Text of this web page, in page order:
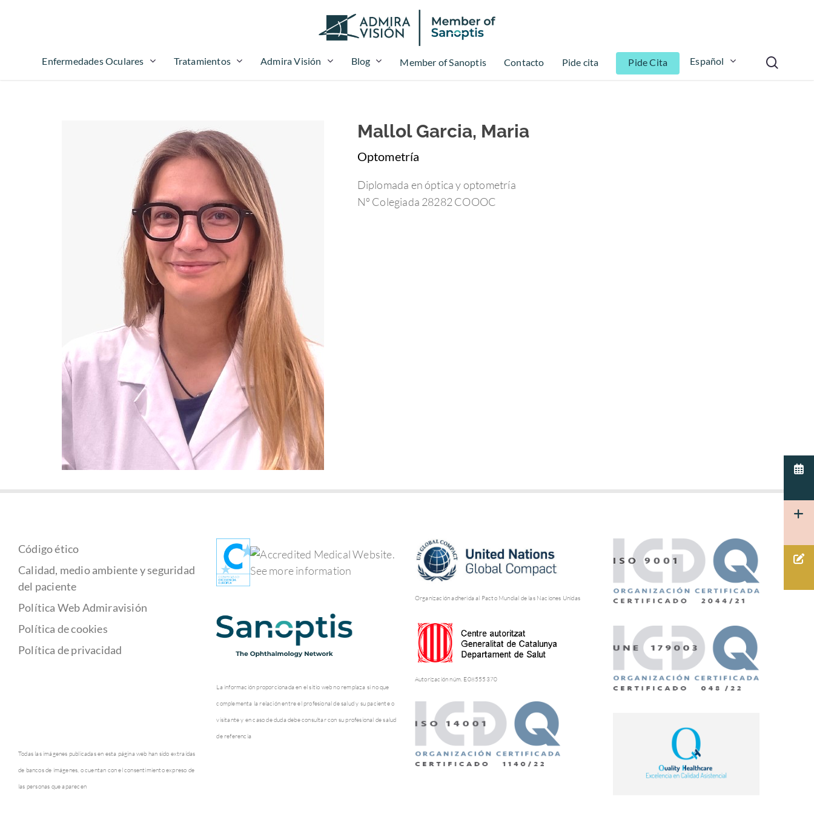
Hit enter to search or ESC to close
Enfermedades Oculares Tratamientos Admira Visión Blog Member of Sanoptis Contacto Pide cita Pide Cita Español
Mallol Garcia, Maria
Optometría
Diplomada en óptica y optometría
Nº Colegiada 28282 COOOC
Código ético
Calidad, medio ambiente y seguridad
del paciente
Política Web Admiravisión
Política de cookies
Política de privacidad
Todas las imágenes publicadas en esta página web han sido extraídas
de bancos de imágenes, o cuentan con el consentimiento expreso de
las personas que aparecen
La información proporcionada en el sitio web no remplaza si no que
complementa la relación entre el profesional de salud y su paciente o
visitante y en caso de duda debe consultar con su profesional de salud
de referencia
Organización adherida al Pacto Mundial de las Naciones Unidas
Autorización núm. E08555370